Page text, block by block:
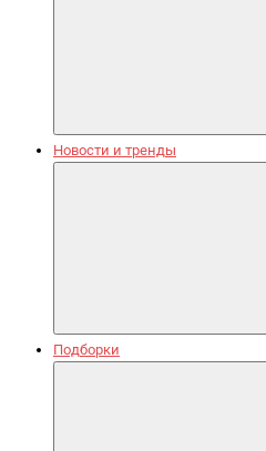
Новости и тренды
Подборки